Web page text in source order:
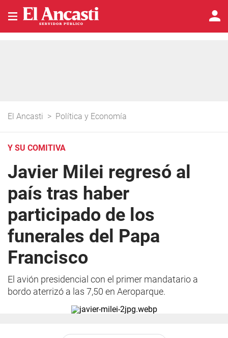
El Ancasti > Política y Economía
Y SU COMITIVA
Javier Milei regresó al
país tras haber
participado de los
funerales del Papa
Francisco
El avión presidencial con el primer mandatario a
bordo aterrizó a las 7,50 en Aeroparque.